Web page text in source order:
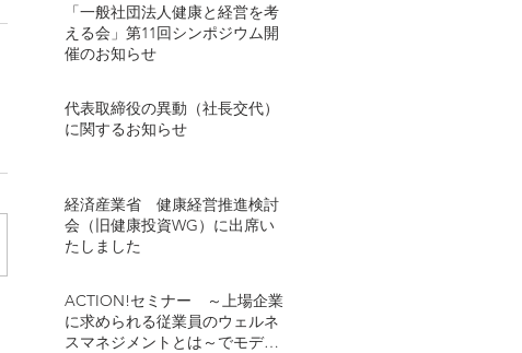
傾向 ～ミナケアの70万人分の医
療ビッグデータを用いた研究結
果を発表～
「一般社団法人健康と経営を考
える会」第11回シンポジウム開
催のお知らせ
代表取締役の異動（社長交代）
に関するお知らせ
経済産業省 健康経営推進検討
会（旧健康投資WG）に出席い
たしました
ACTION!セミナー ～上場企業
に求められる従業員のウェルネ
スマネジメントとは～でモデレ